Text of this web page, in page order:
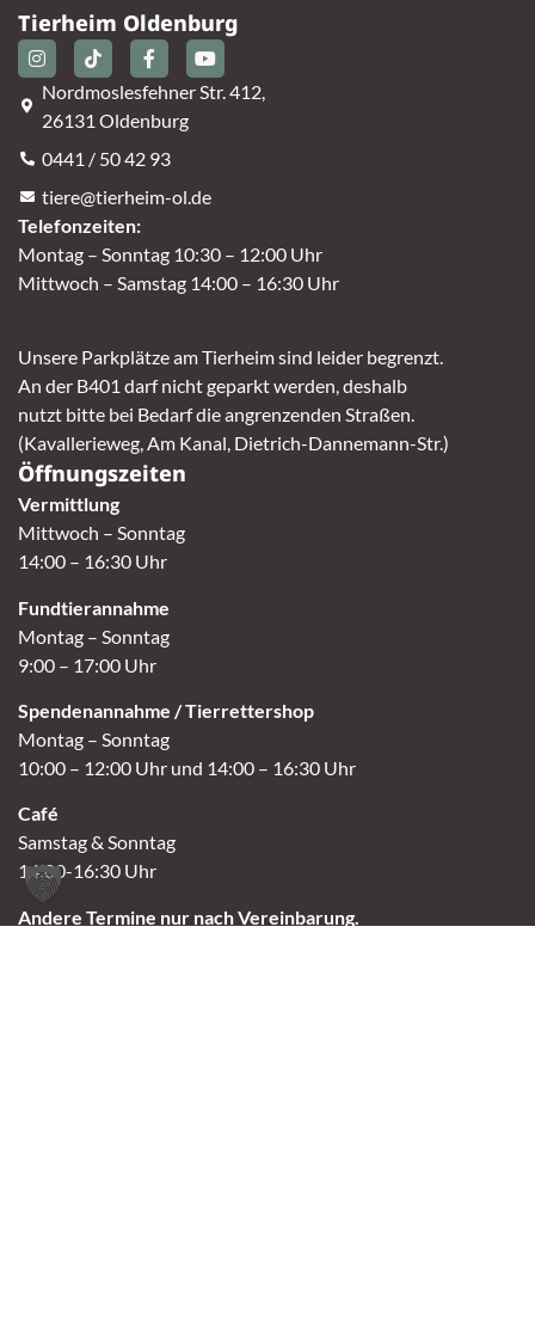
Tierheim Oldenburg
Nordmoslesfehner Str. 412,
26131 Oldenburg
0441 / 50 42 93
tiere@tierheim-ol.de
Telefonzeiten:
Montag – Sonntag 10:30 – 12:00 Uhr
Mittwoch – Samstag 14:00 – 16:30 Uhr
Unsere Parkplätze am Tierheim sind leider begrenzt.
An der B401 darf nicht geparkt werden, deshalb
nutzt bitte bei Bedarf die angrenzenden Straßen.
(Kavallerieweg, Am Kanal, Dietrich-Dannemann-Str.)
Öffnungszeiten
Vermittlung
Mittwoch – Sonntag
14:00 – 16:30 Uhr
Fundtierannahme
Montag – Sonntag
9:00 – 17:00 Uhr
Spendenannahme / Tierrettershop
Montag – Sonntag
10:00 – 12:00 Uhr und 14:00 – 16:30 Uhr
Café
Samstag & Sonntag
14:00-16:30 Uhr
Andere Termine nur nach Vereinbarung.